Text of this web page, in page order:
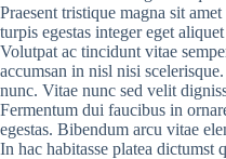
Praesent tristique magna sit
turpis egestas integer eget
Volutpat ac tincidunt vitae
accumsan in nisl nisi
nunc. Vitae nunc sed velit
Fermentum dui faucibus in
egestas. Bibendum arcu vitae
In hac habitasse platea dictumst